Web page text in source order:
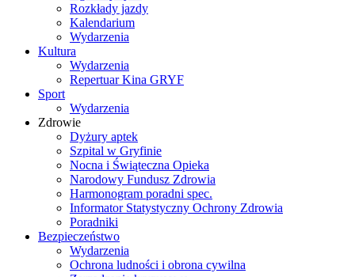
Rozkłady jazdy
Kalendarium
Wydarzenia
Kultura
Wydarzenia
Repertuar Kina GRYF
Sport
Wydarzenia
Zdrowie
Dyżury aptek
Szpital w Gryfinie
Nocna i Świąteczna Opieka
Narodowy Fundusz Zdrowia
Harmonogram poradni spec.
Informator Statystyczny Ochrony Zdrowia
Poradniki
Bezpieczeństwo
Wydarzenia
Ochrona ludności i obrona cywilna